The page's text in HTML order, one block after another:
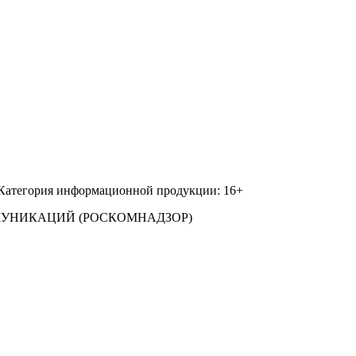
информационной продукции: 16+
(РОСКОМНАДЗОР)